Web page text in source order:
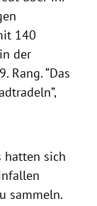
140
der
Rang. “Das
hatten sich
sammeln.